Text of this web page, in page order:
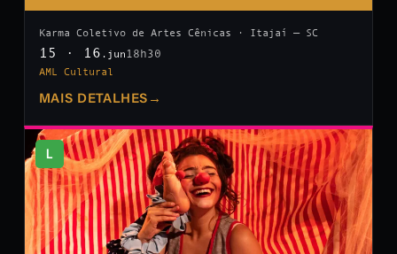
Karma Coletivo de Artes Cênicas · Itajaí — SC
15 · 16 .jun 18h30
AML Cultural
MAIS DETALHES →
L